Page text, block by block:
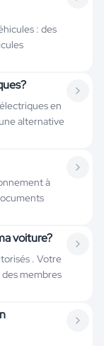
: des
en
alternative
à
voiture?
. Votre
membres